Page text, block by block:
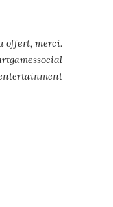
offert, merci.